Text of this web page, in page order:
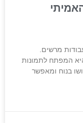
מרשים.
המפתח לתמונות
בנוח ומאפשר